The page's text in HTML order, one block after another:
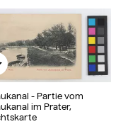
- Partie vom
im Prater,
meinem Album